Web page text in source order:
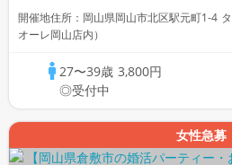
開催地住所：岡山県岡山市北区駅元町1-4
オーレ岡山店内）
27〜39歳 3,800円
◎受付中
女性急募